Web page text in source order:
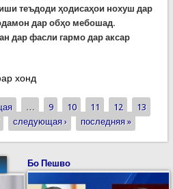
теъдоди ҳодисаҳои нохуш дар
дар обҳо мебошад.
дар фасли гармо дар аксар
корҳои таблиғотӣ дар махзанҳои
хонд
… 9 10 11 12
13
следующая › последняя »
Бо Пешво